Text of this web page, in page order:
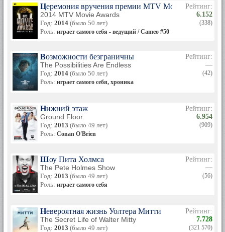
Церемония вручения премии MTV Movie Awards
2014 MTV Movie Awards
Год: 2014 (было 50 лет)
Роль: играет самого себя - ведущий / Cameo #50
Рейтинг:
6.152
(338)
Возможности безграничны
The Possibilities Are Endless
Год: 2014 (было 50 лет)
Роль: играет самого себя, хроника
Рейтинг:
—
(42)
Нижний этаж
Ground Floor
Год: 2013 (было 49 лет)
Роль: Conan O'Brien
Рейтинг:
6.954
(909)
Шоу Пита Холмса
The Pete Holmes Show
Год: 2013 (было 49 лет)
Роль: играет самого себя
Рейтинг:
—
(56)
Невероятная жизнь Уолтера Митти
The Secret Life of Walter Mitty
Год: 2013 (было 49 лет)
Рейтинг:
7.728
(321 570)